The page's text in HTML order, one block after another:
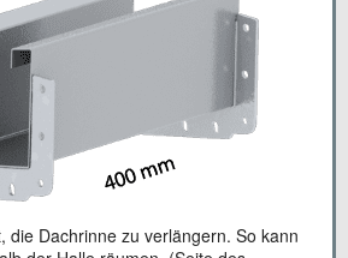
die Dachrinne zu verlängern. So kann